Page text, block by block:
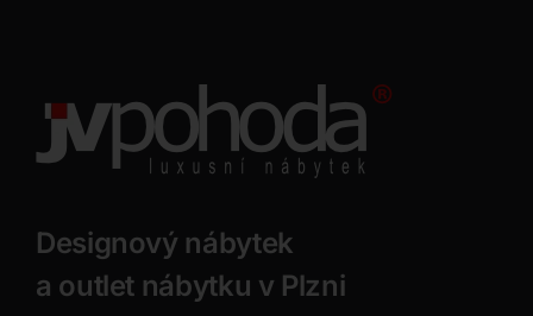
Designový nábytek
a outlet nábytku v Plzni